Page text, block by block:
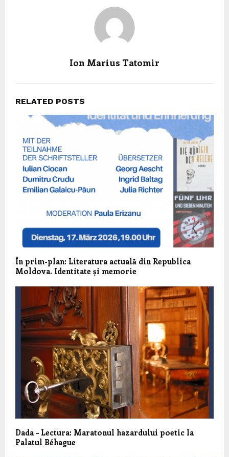
Ion Marius Tatomir
RELATED POSTS
În prim-plan: Literatura actuală din Republica
Moldova. Identitate și memorie
Dada – Lectura: Maratonul hazardului poetic la
Palatul Béhague